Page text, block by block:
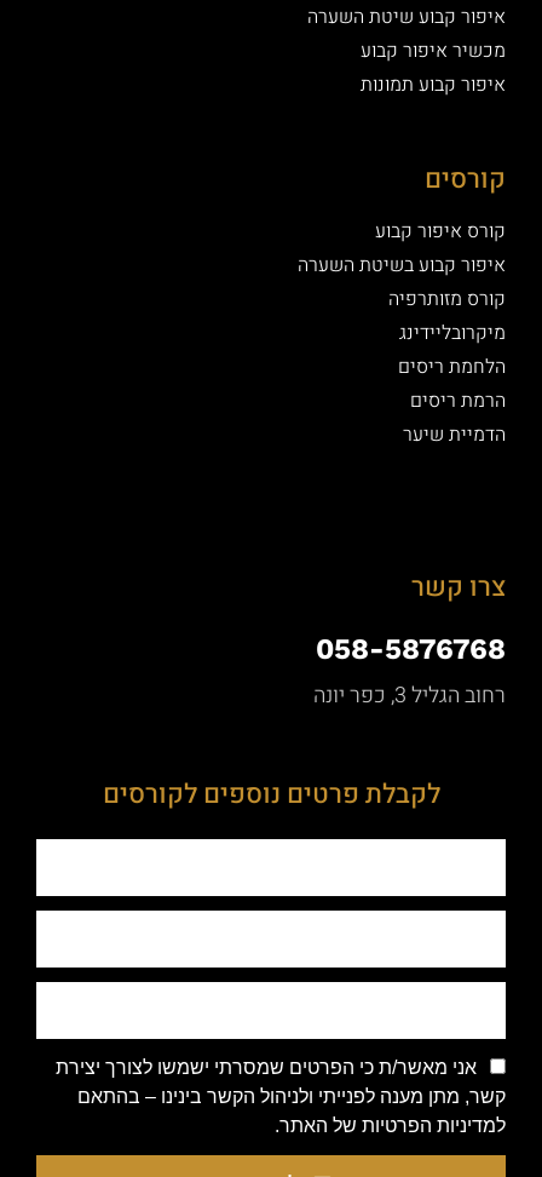
איפור קבוע שיטת השערה
מכשיר איפור קבוע
איפור קבוע תמונות
קורסים
קורס איפור קבוע
איפור קבוע בשיטת השערה
קורס מזותרפיה
מיקרובליידינג
הלחמת ריסים
הרמת ריסים
הדמיית שיער
צרו קשר
058-5876768
רחוב הגליל 3, כפר יונה
לקבלת פרטים נוספים לקורסים
אני מאשר/ת כי הפרטים שמסרתי ישמשו לצורך יצירת
קשר, מתן מענה לפנייתי ולניהול הקשר בינינו – בהתאם
למדיניות הפרטיות של האתר.